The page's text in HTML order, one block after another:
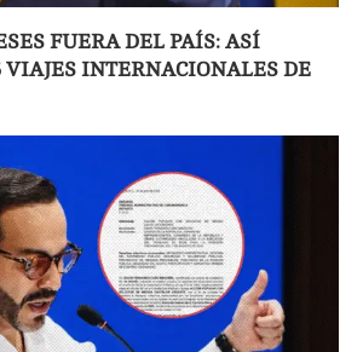
FUERA DEL PAÍS: ASÍ
VIAJES INTERNACIONALES DE